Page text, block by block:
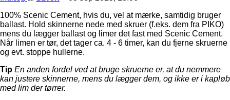
100% Scenic Cement, hvis du, vel at mærke, samtidig bruger
ballast. Hold skinnerne nede med skruer (f.eks. dem fra PIKO)
mens du lægger ballast og limer det fast med Scenic Cement.
Når limen er tør, det tager ca. 4 - 6 timer, kan du fjerne skruerne
og evt. stoppe hullerne.
Tip En anden fordel ved at bruge skruerne er, at du nemmere
kan justere skinnerne, mens du lægger dem, og ikke er i kapløb
med lim der tørrer.